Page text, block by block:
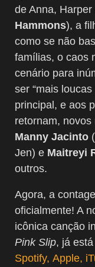
de Anna, Harper
Hammons), a
como se não
famílias, o caos
cenário para
ser “mais
principal, e aos
retornam,
Manny Jacinto
Jen) e Maitreyi
outros.
Agora, a
oficialmente! A
icônica canção
Pink Slip, já
Spotify, Apple,